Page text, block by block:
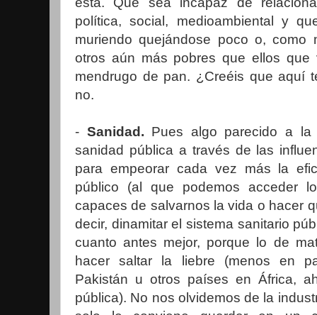
política, social, medioambiental y
muriendo quejándose poco o, como
otros aún más pobres que ellos
mendrugo de pan. ¿Creéis que aquí
no.
- Sanidad. Pues algo parecido a la
sanidad pública a través de las
para empeorar cada vez más la
público (al que podemos acceder
capaces de salvarnos la vida o hacer
decir, dinamitar el sistema sanitario
cuanto antes mejor, porque lo de
hacer saltar la liebre (menos en
Pakistán u otros países en África,
pública). No nos olvidemos de la